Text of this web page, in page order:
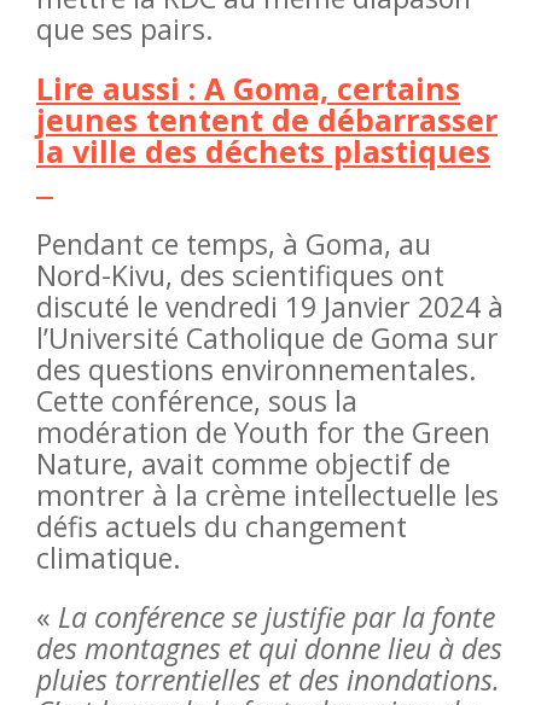
que ses pairs.
Lire aussi : A Goma, certains
jeunes tentent de débarrasser
la ville des déchets plastiques
Pendant ce temps, à Goma, au
Nord-Kivu, des scientifiques ont
discuté le vendredi 19 Janvier 2024 à
l’Université Catholique de Goma sur
des questions environnementales.
Cette conférence, sous la
modération de Youth for the Green
Nature, avait comme objectif de
montrer à la crème intellectuelle les
défis actuels du changement
climatique.
« La conférence se justifie par la fonte
des montagnes et qui donne lieu à des
pluies torrentielles et des inondations.